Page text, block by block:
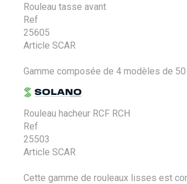
Rouleau tasse avant
Ref
25605
Article SCAR
Gamme composée de 4 modèles de 50
Rouleau hacheur RCF RCH
Ref
25503
Article SCAR
Cette gamme de rouleaux lisses est